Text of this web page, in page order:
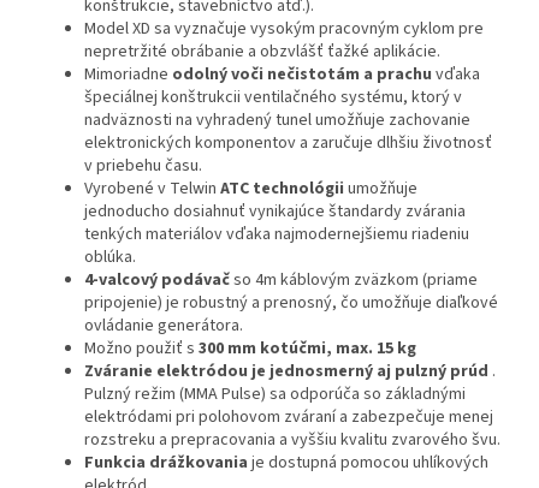
konštrukcie, stavebníctvo atď.).
Model XD sa vyznačuje vysokým pracovným cyklom pre
nepretržité obrábanie a obzvlášť ťažké aplikácie.
Mimoriadne odolný voči nečistotám a prachu vďaka
špeciálnej konštrukcii ventilačného systému, ktorý v
nadväznosti na vyhradený tunel umožňuje zachovanie
elektronických komponentov a zaručuje dlhšiu životnosť
v priebehu času.
Vyrobené v Telwin ATC technológii umožňuje
jednoducho dosiahnuť vynikajúce štandardy zvárania
tenkých materiálov vďaka najmodernejšiemu riadeniu
oblúka.
4-valcový podávačso 4m káblovým zväzkom (priame
pripojenie) je robustný a prenosný, čo umožňuje diaľkové
ovládanie generátora.
Možno použiť s 300 mm kotúčmi, max. 15 kg
Zváranie elektródou je jednosmerný aj pulzný prúd .
Pulzný režim (MMA Pulse) sa odporúča so základnými
elektródami pri polohovom zváraní a zabezpečuje menej
rozstreku a prepracovania a vyššiu kvalitu zvarového švu.
Funkcia drážkovania je dostupná pomocou uhlíkových